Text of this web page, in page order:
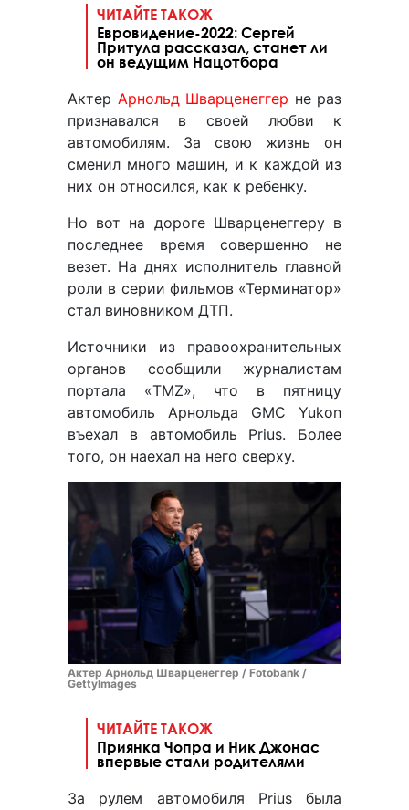
ЧИТАЙТЕ ТАКОЖ
Евровидение-2022: Сергей
Притула рассказал, станет ли
он ведущим Нацотбора
Актер Арнольд Шварценеггер не раз
признавался в своей любви к
автомобилям. За свою жизнь он
сменил много машин, и к каждой из
них он относился, как к ребенку.
Но вот на дороге Шварценеггеру в
последнее время совершенно не
везет. На днях исполнитель главной
роли в серии фильмов «Терминатор»
стал виновником ДТП.
Источники из правоохранительных
органов сообщили журналистам
портала «TMZ», что в пятницу
автомобиль Арнольда GMC Yukon
въехал в автомобиль Prius. Более
того, он наехал на него сверху.
Актер Арнольд Шварценеггер / Fotobank /
GettyImages
ЧИТАЙТЕ ТАКОЖ
Приянка Чопра и Ник Джонас
впервые стали родителями
За рулем автомобиля Prius была